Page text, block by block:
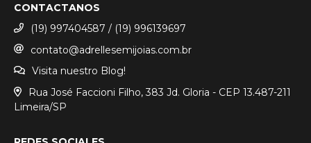
CONTACTANOS
(19) 997404587 / (19) 996139697
contato@adrellesemijoias.com.br
Visita nuestro Blog!
Rua José Faccioni Filho, 383 Jd. Gloria - CEP 13.487-211
Limeira/SP